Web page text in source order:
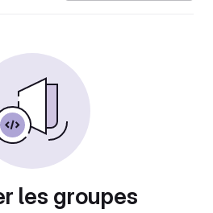
les groupes